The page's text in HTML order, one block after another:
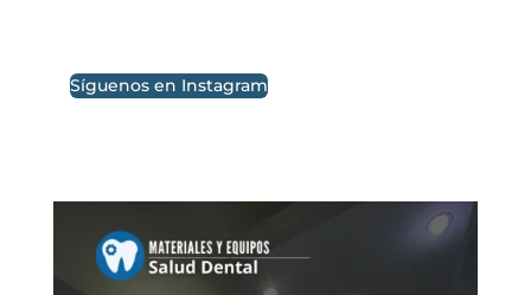
Síguenos en Instagram